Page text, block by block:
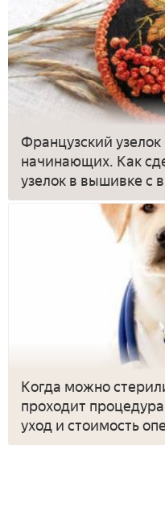
Французский
начинающих. Как
узелок в вышивке с
Когда можно
проходит
уход и стоимость